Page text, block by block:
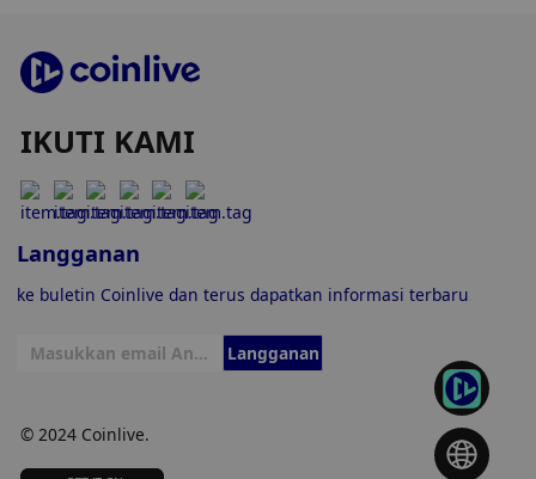
IKUTI KAMI
Langganan
ke buletin Coinlive dan terus dapatkan informasi terbaru
Langganan
© 2024 Coinlive.